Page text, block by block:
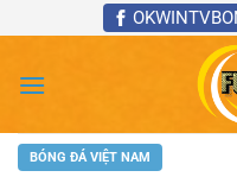
nội
BÓNG ĐÁ VIỆT NAM